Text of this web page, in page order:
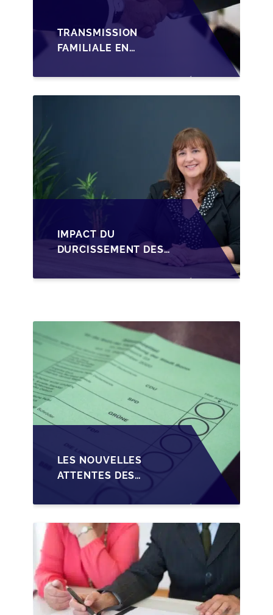
TRANSMISSION
FAMILIALE EN
STRUCTURER LA
CESSION DES PARTS
IMPACT DU
DURCISSEMENT DES
CRÉDIT SUR LA
LES NOUVELLES
ATTENTES DES
TRANSMISSION DES
PME BELGES